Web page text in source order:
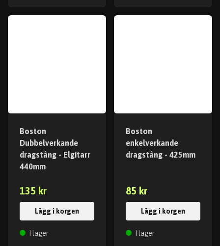
Boston
Dubbelverkande
dragstång - Elgitarr
440mm
135 kr
Lägg i korgen
I lager
Boston
enkelverkande
dragstång - 425mm
85 kr
Lägg i korgen
I lager